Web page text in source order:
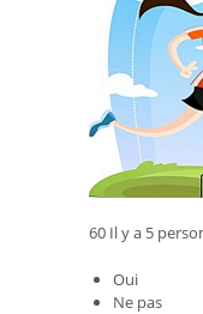
60 Il y a 5
Oui
Ne pas